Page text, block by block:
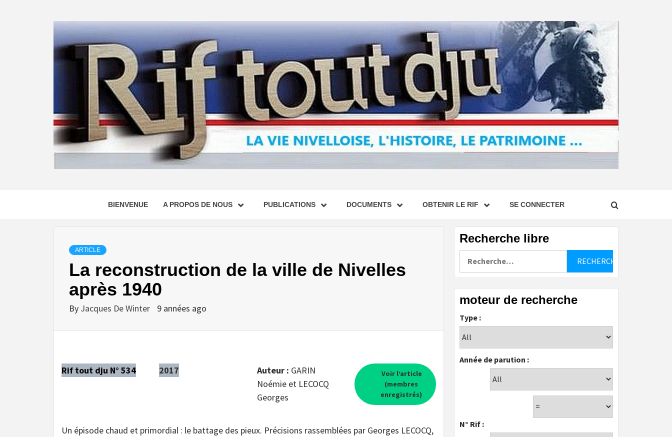
BIENVENUE A PROPOS DE NOUS PUBLICATIONS DOCUMENTS OBTENIR LE RIF SE CONNECTER
ARTICLE
La reconstruction de la ville de Nivelles
après 1940
By Jacques De Winter 9 années ago
Rif tout dju N° 534 2017 Auteur : GARIN
Noémie et LECOCQ
Georges
Voir l’article
(membres
enregistrés)
Un épisode chaud et primordial : le battage des pieux. Précisions rassemblées par Georges LECOCQ,
Recherche libre
moteur de recherche
Type :
Année de parution :
N° Rif :